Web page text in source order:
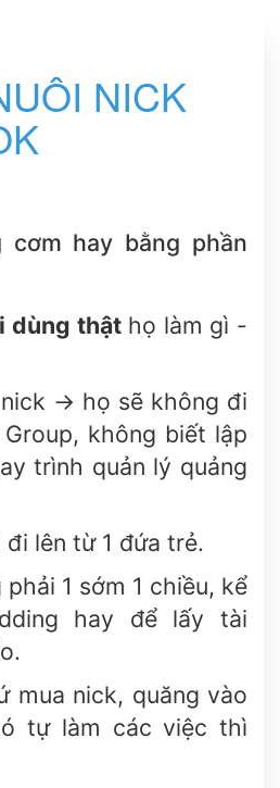
NICK
cơm hay bằng phần
dùng thậthọ làm gì -
-> họ sẽ không đi
không biết lập
trình quản lý quảng
lên từ 1 đứa trẻ.
1 sớm 1 chiều, kể
hay để lấy tài
mua nick, quăng vào
tự làm các việc thì